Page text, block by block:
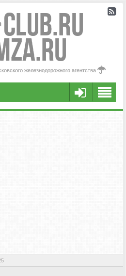
Club.RU
железнодорожного агентства